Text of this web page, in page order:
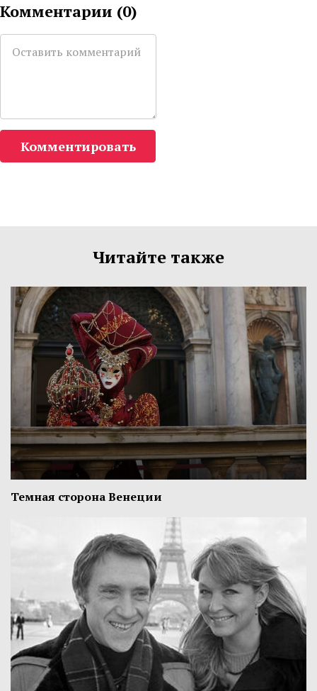
Комментарии (0)
Комментировать
Читайте также
Темная сторона Венеции